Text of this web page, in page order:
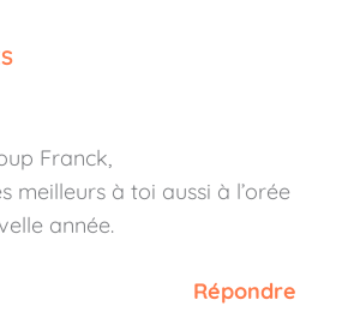
Franck,
meilleurs à toi aussi à l’orée
année.
Répondre